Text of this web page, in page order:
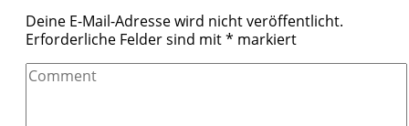
Deine E-Mail-Adresse wird nicht veröffentlicht.
Erforderliche Felder sind mit* markiert
Comment